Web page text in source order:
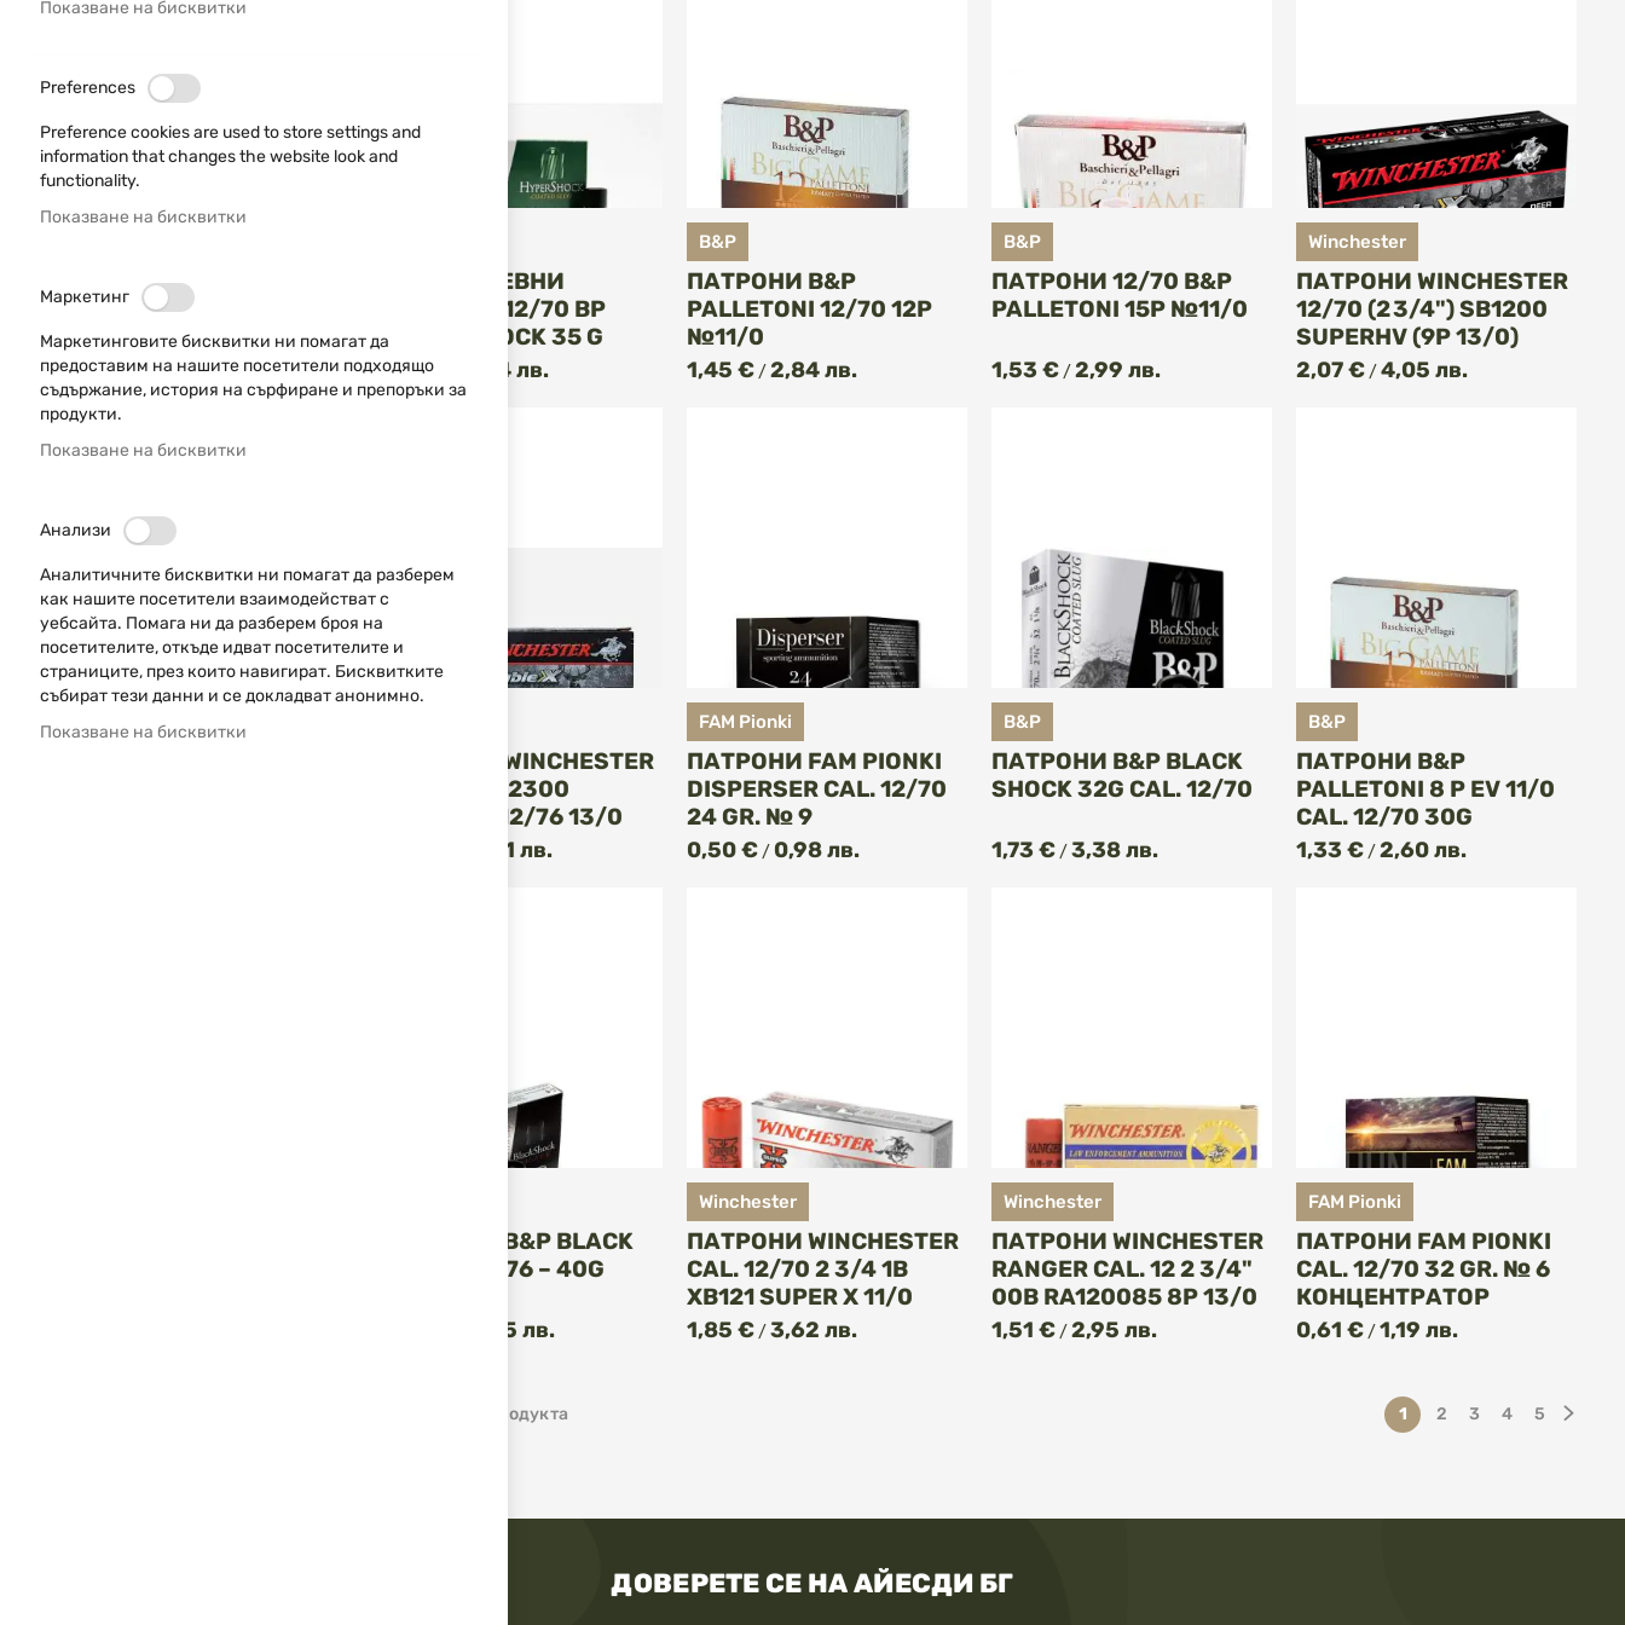
ГЛАДКОЦЕВНИ
ПАТРОНИ 12/70 BP
HYPER SHOCK 35 G
1,76 € 3,44 лв.
B&P
ПАТРОНИ B&P
PALLETONI 12/70 12P
№11/0
1,45 € /2,84 лв.
B&P
ПАТРОНИ 12/70 B&P
PALLETONI 15P №11/0
1,53 € /2,99 лв.
Winchester
ПАТРОНИ WINCHESTER
12/70 (2 3/4") SB1200
SUPERHV (9P 13/0)
2,07 € /4,05 лв.
ПАТРОНИ WINCHESTER
3" 00B SB12300
SUPERHV 12/76 13/0
4,81 лв.
FAM Pionki
ПАТРОНИ FAM PIONKI
DISPERSER CAL. 12/70
24 GR. № 9
0,50 € / 0,98 лв.
B&P
ПАТРОНИ B&P BLACK
SHOCK 32G CAL. 12/70
1,73 € /3,38 лв.
B&P
ПАТРОНИ B&P
PALLETONI 8 P EV 11/0
CAL. 12/70 30G
1,33 € /2,60 лв.
ПАТРОНИ B&P BLACK
SHOCK 12/76 – 40G
3,95 лв.
Winchester
ПАТРОНИ WINCHESTER
CAL. 12/70 2 3/4 1B
XB121 SUPER X 11/0
1,85 € /3,62 лв.
Winchester
ПАТРОНИ WINCHESTER
RANGER CAL. 12 2 3/4"
00B RA120085 8P 13/0
1,51 € /2,95 лв.
FAM Pionki
ПАТРОНИ FAM PIONKI
CAL. 12/70 32 GR. № 6
КОНЦЕНТРАТОР
0,61 € /1,19 лв.
Продукта Страница
В момента четете
1 Страница
2 Страница
3 Страница
4 Страница
5
10
ТИП
Концентратор
Кръстачка 3
Подкалибрен
13
Тапа
КАЛИБЪР
ТЕГЛО
ДОВЕРЕТЕ СЕ НА АЙЕСДИ БГ
Показване на бисквитки
Preferences
Preference cookies are used to store settings and
information that changes the website look and
functionality.
Показване на бисквитки
Маркетинг
Маркетинговите бисквитки ни помагат да
предоставим на нашите посетители подходящо
съдържание, история на сърфиране и препоръки за
продукти.
Показване на бисквитки
Анализи
Аналитичните бисквитки ни помагат да разберем
как нашите посетители взаимодействат с
уебсайта. Помага ни да разберем броя на
посетителите, откъде идват посетителите и
страниците, през които навигират. Бисквитките
събират тези данни и се докладват анонимно.
Показване на бисквитки